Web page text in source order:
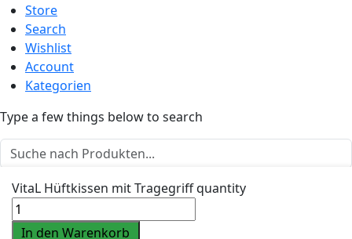
VitaL Hüftkissen mit Tragegriff quantity
In den Warenkorb
Store
Search
Wishlist
Account
Kategorien
Type a few things below to search
Out of a total of 16 products: